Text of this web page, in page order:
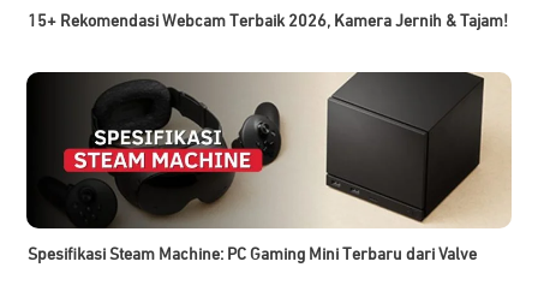
15+ Rekomendasi Webcam Terbaik 2026, Kamera Jernih & Tajam!
Spesifikasi Steam Machine: PC Gaming Mini Terbaru dari Valve